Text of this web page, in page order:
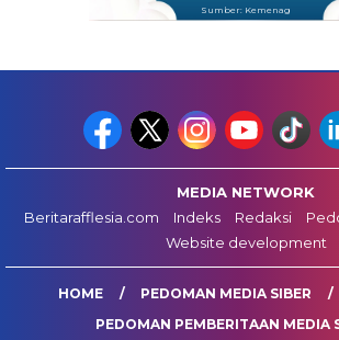
Sumber: Kemenag
MEDIA NETWORK
Beritarafflesia.com
Indeks Redaksi
Website development
HOME PEDOMAN MEDIA SIBER
PEDOMAN PEMBERITAAN MEDIA